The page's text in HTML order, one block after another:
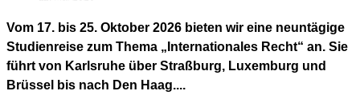
Vom 17. bis 25. Oktober 2026 bieten wir eine neuntägige
Studienreise zum Thema „Internationales Recht“ an. Sie
führt von Karlsruhe über Straßburg, Luxemburg und
Brüssel bis nach Den Haag....